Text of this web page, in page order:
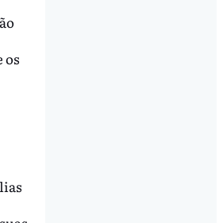
os